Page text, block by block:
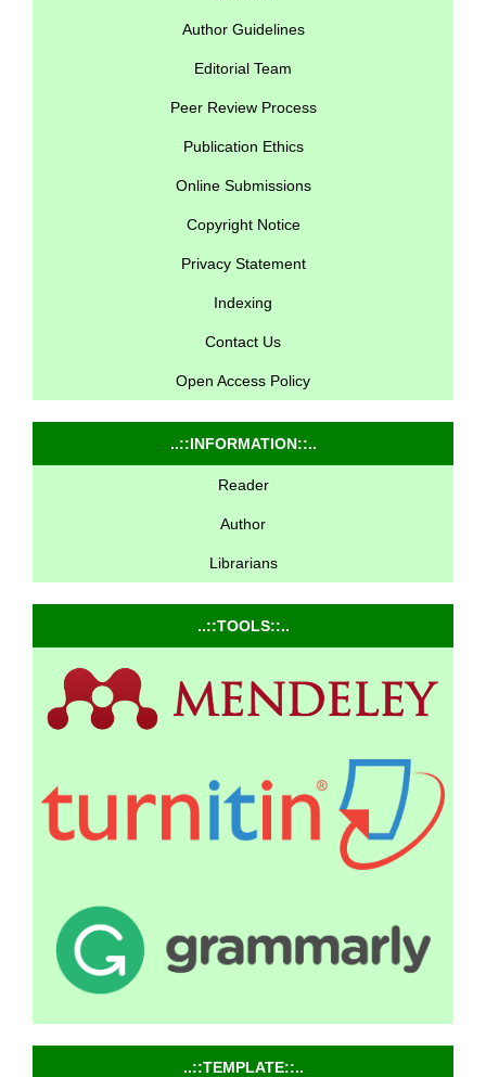
Author Guidelines
Editorial Team
Peer Review Process
Publication Ethics
Online Submissions
Copyright Notice
Privacy Statement
Indexing
Contact Us
Open Access Policy
..::INFORMATION::..
Reader
Author
Librarians
..::TOOLS::..
..::TEMPLATE::..